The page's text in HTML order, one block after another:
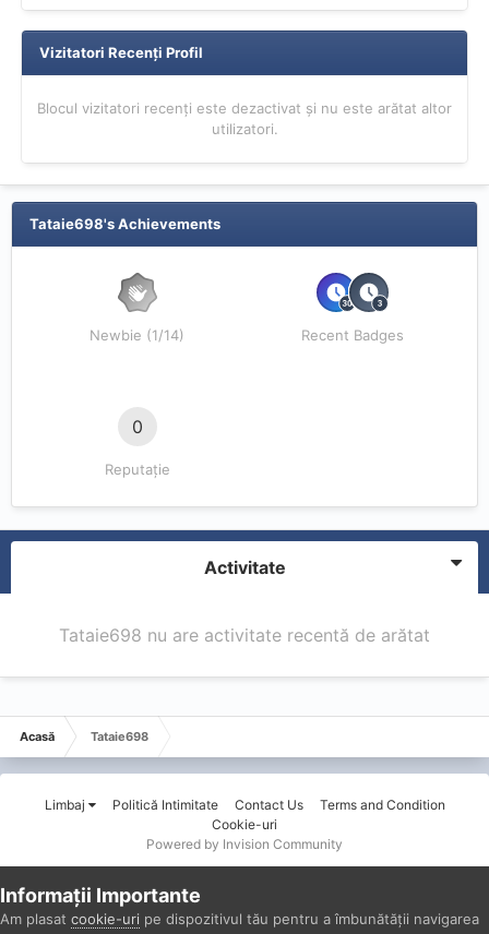
Vizitatori Recenți Profil
Blocul vizitatori recenți este dezactivat și nu este arătat altor
utilizatori.
Tataie698's Achievements
Newbie (1/14) Recent Badges
0
Reputație
Activitate
Tataie698 nu are activitate recentă de arătat
Acasă Tataie698
Limbaj Politică Intimitate Contact Us
Terms and Condition
Cookie-uri
Powered by Invision Community
Informații Importante
Am plasat cookie-uri pe dispozitivul tău pentru a îmbunătății navigarea